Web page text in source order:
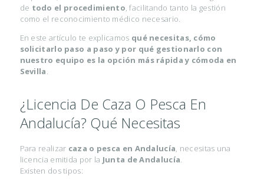
de todo el procedimiento, facilitando tanto la gestión
como el reconocimiento médico necesario.
En este artículo te explicamos qué necesitas, cómo
solicitarlo paso a paso y por qué gestionarlo con
nuestro equipo es la opción más rápida y cómoda en
Sevilla.
¿Licencia De Caza O Pesca En
Andalucía? Qué Necesitas
Para realizar caza o pesca en Andalucía, necesitas una
licencia emitida por la Junta de Andalucía.
Existen dos tipos: